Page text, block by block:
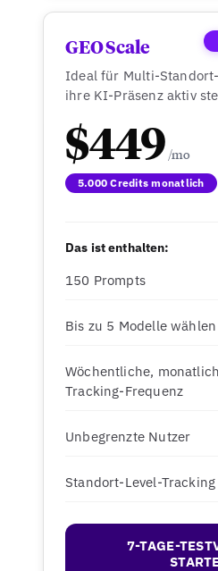
GEO Scale
Ideal für Multi-
ihre KI-Präsenz aktiv
$449
5.000 Credits monatlich
Das ist enthalten:
150 Prompts
Bis zu 5 Modelle wählen
Wöchentliche,
Tracking-Frequenz
Unbegrenzte Nutzer
Standort-Level-Tracking
7-TAGE-